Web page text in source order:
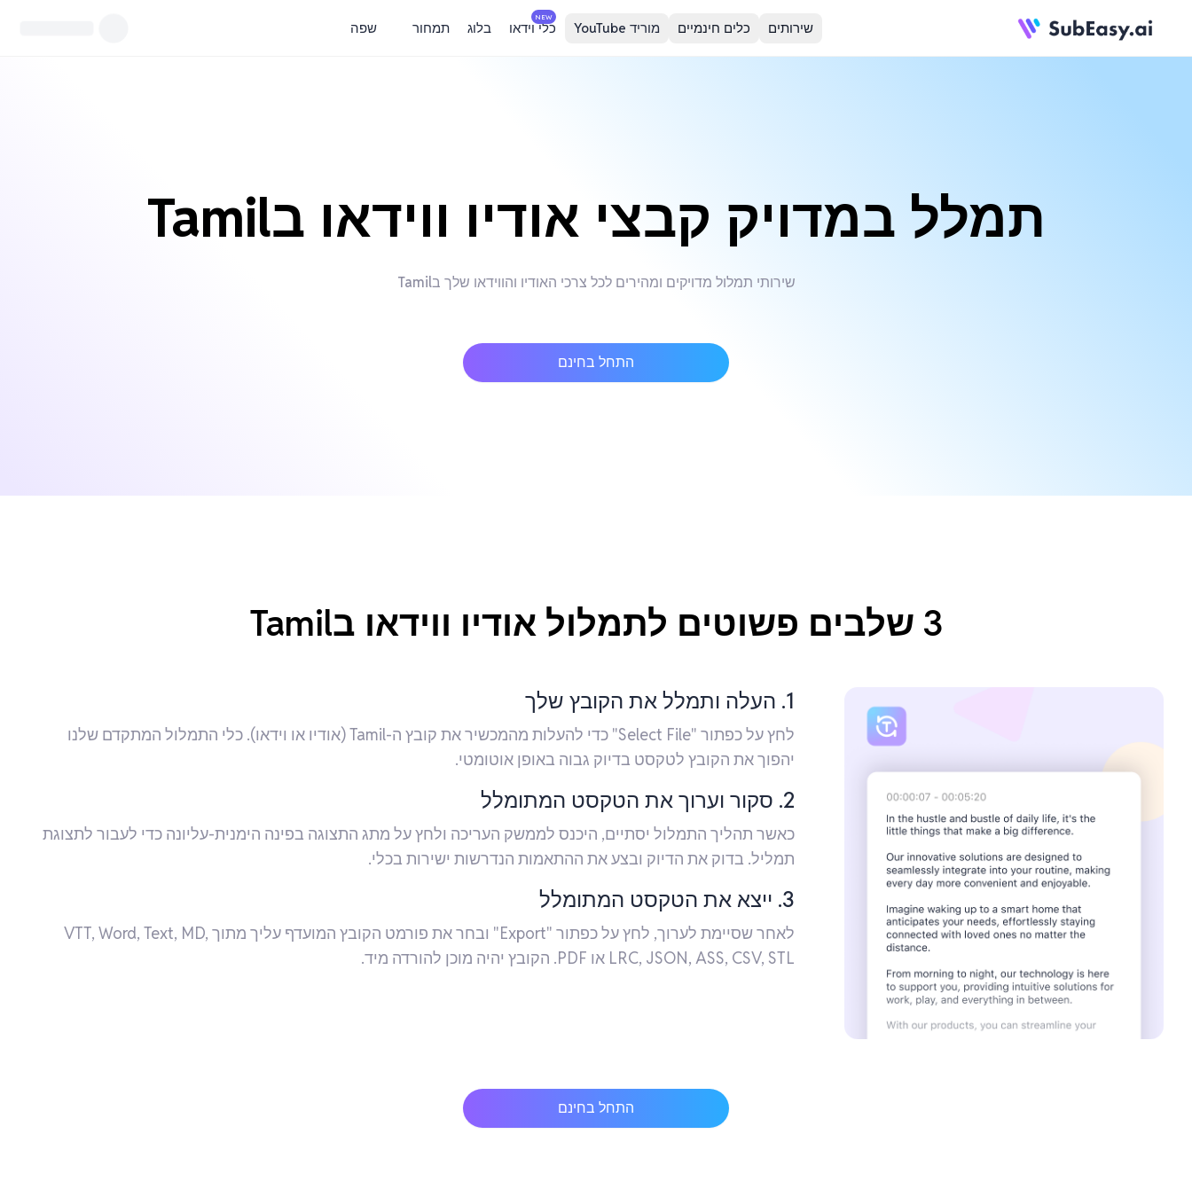
שירותים כלים חינמיים מוריד YouTube
NEW
כלי וידאו בלוג תמחור שפה
תמלל במדויק קבצי אודיו ווידאו בTamil
שירותי תמלול מדויקים ומהירים לכל צרכי האודיו והווידאו שלך בTamil
התחל בחינם
3 שלבים פשוטים לתמלול אודיו ווידאו בTamil
1. העלה ותמלל את הקובץ שלך
לחץ על כפתור "Select File" כדי להעלות מהמכשיר את קובץ ה-Tamil (אודיו או וידאו). כלי התמלול המתקדם שלנו
יהפוך את הקובץ לטקסט בדיוק גבוה באופן אוטומטי.
2. סקור וערוך את הטקסט המתומלל
כאשר תהליך התמלול יסתיים, היכנס לממשק העריכה ולחץ על מתג התצוגה בפינה הימנית-עליונה כדי לעבור לתצוגת
תמליל. בדוק את הדיוק ובצע את ההתאמות הנדרשות ישירות בכלי.
3. ייצא את הטקסט המתומלל
לאחר שסיימת לערוך, לחץ על כפתור "Export" ובחר את פורמט הקובץ המועדף עליך מתוך VTT, Word, Text, MD,
LRC, JSON, ASS, CSV, STL או PDF. הקובץ יהיה מוכן להורדה מיד.
התחל בחינם